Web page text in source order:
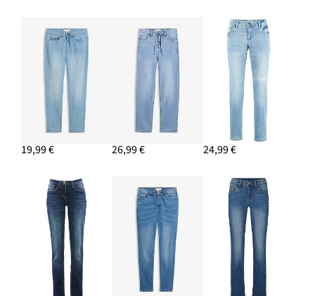
11,49 €
PRIDAŤ DO KOŠÍKA
19,99 € 26,99 € 24,99 €